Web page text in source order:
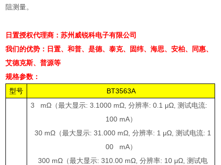
阻测量。
日置授权代理商：苏州威锐科电子有限公司
我们的优势： 日置、和普、是德、泰克、固纬、海思、安柏、同惠、
艾德克斯、普源等
规格参数：
型号
BT3563A
3 mΩ（最大显示: 3.1000 mΩ ,分辨率: 0.1 μΩ ,测试电流:
100 mA）
30 mΩ（最大显示: 31.000 mΩ ,分辨率: 1 μΩ ,测试电流: 1
00 mA）
300 mΩ（最大显示: 310.00 mΩ ,分辨率: 10 μΩ ,测试电